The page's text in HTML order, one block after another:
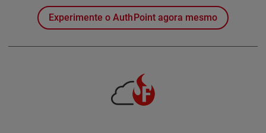
Experimente o AuthPoint agora mesmo